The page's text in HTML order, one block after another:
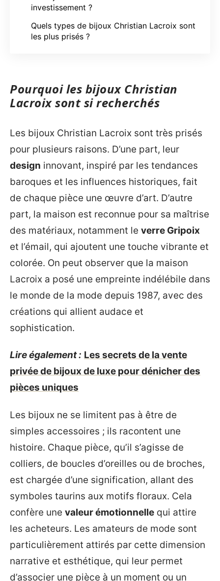
investissement ?
Quels types de bijoux Christian Lacroix sont
les plus prisés ?
Pourquoi les bijoux Christian
Lacroix sont si recherchés
Les bijoux Christian Lacroix sont très prisés
pour plusieurs raisons. D’une part, leur
design innovant, inspiré par les tendances
baroques et les influences historiques, fait
de chaque pièce une œuvre d’art. D’autre
part, la maison est reconnue pour sa maîtrise
des matériaux, notamment le verre Gripoix
et l’émail, qui ajoutent une touche vibrante et
colorée. On peut observer que la maison
Lacroix a posé une empreinte indélébile dans
le monde de la mode depuis 1987, avec des
créations qui allient audace et
sophistication.
Lire également : Les secrets de la vente
privée de bijoux de luxe pour dénicher des
pièces uniques
Les bijoux ne se limitent pas à être de
simples accessoires ; ils racontent une
histoire. Chaque pièce, qu’il s’agisse de
colliers, de boucles d’oreilles ou de broches,
est chargée d’une signification, allant des
symboles taurins aux motifs floraux. Cela
confère une valeur émotionnelle qui attire
les acheteurs. Les amateurs de mode sont
particulièrement attirés par cette dimension
narrative et esthétique, qui leur permet
d’associer une pièce à un moment ou un